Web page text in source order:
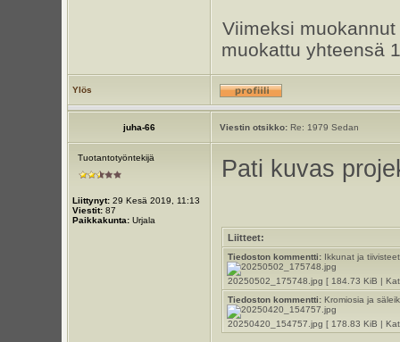
Viimeksi muokannut
muokattu yhteensä
Ylös
juha-66 Viestin otsikko:Re: 1979 Sedan
Tuotantotyöntekijä
Liittynyt:29 Kesä 2019, 11:13
Viestit:87
Paikkakunta:Urjala
Pati kuvas
Liitteet:
Tiedoston kommentti:Ikkunat ja
20250502_175748.jpg [ 184.73 KiB |
Tiedoston kommentti:Kromiosia ja
20250420_154757.jpg [ 178.83 KiB |